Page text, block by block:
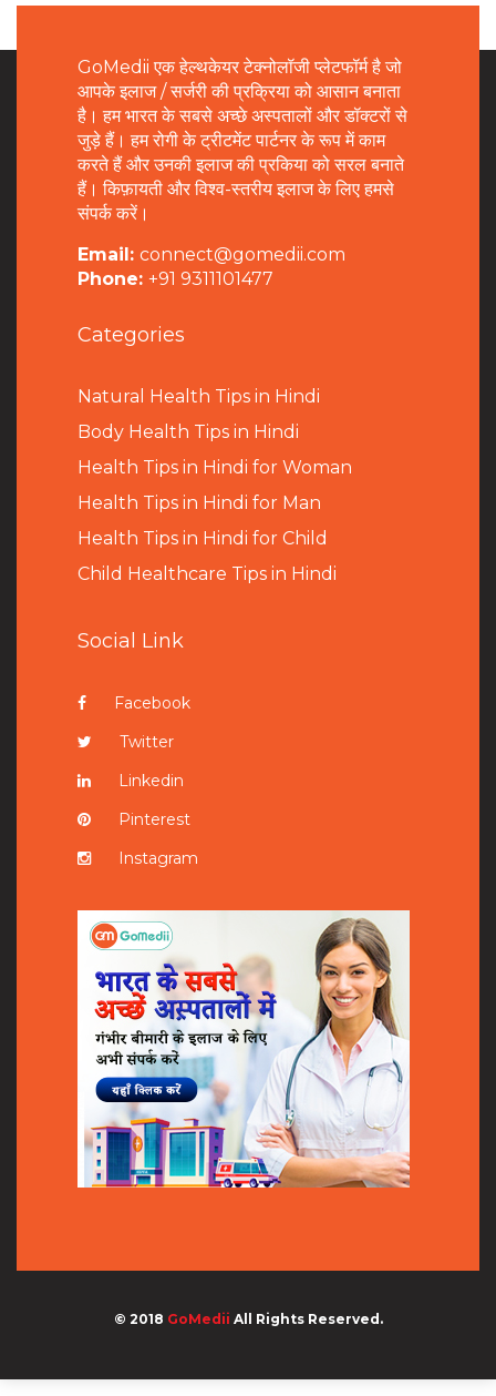
GoMedii एक हेल्थकेयर टेक्नोलॉजी प्लेटफॉर्म है जो
आपके इलाज / सर्जरी की प्रक्रिया को आसान बनाता
है। हम भारत के सबसे अच्छे अस्पतालों और डॉक्टरों से
जुड़े हैं। हम रोगी के ट्रीटमेंट पार्टनर के रूप में काम
करते हैं और उनकी इलाज की प्रकिया को सरल बनाते
हैं। किफ़ायती और विश्व-स्तरीय इलाज के लिए हमसे
संपर्क करें।
Email: connect@gomedii.com
Phone: +91 9311101477
Categories
Natural Health Tips in Hindi
Body Health Tips in Hindi
Health Tips in Hindi for Woman
Health Tips in Hindi for Man
Health Tips in Hindi for Child
Child Healthcare Tips in Hindi
Social Link
Facebook
Twitter
Linkedin
Pinterest
Instagram
© 2018 GoMedii All Rights Reserved.